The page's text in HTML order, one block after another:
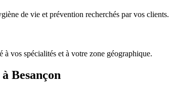
de vie et prévention recherchés par vos clients.
vos spécialités et à votre zone géographique.
Besançon